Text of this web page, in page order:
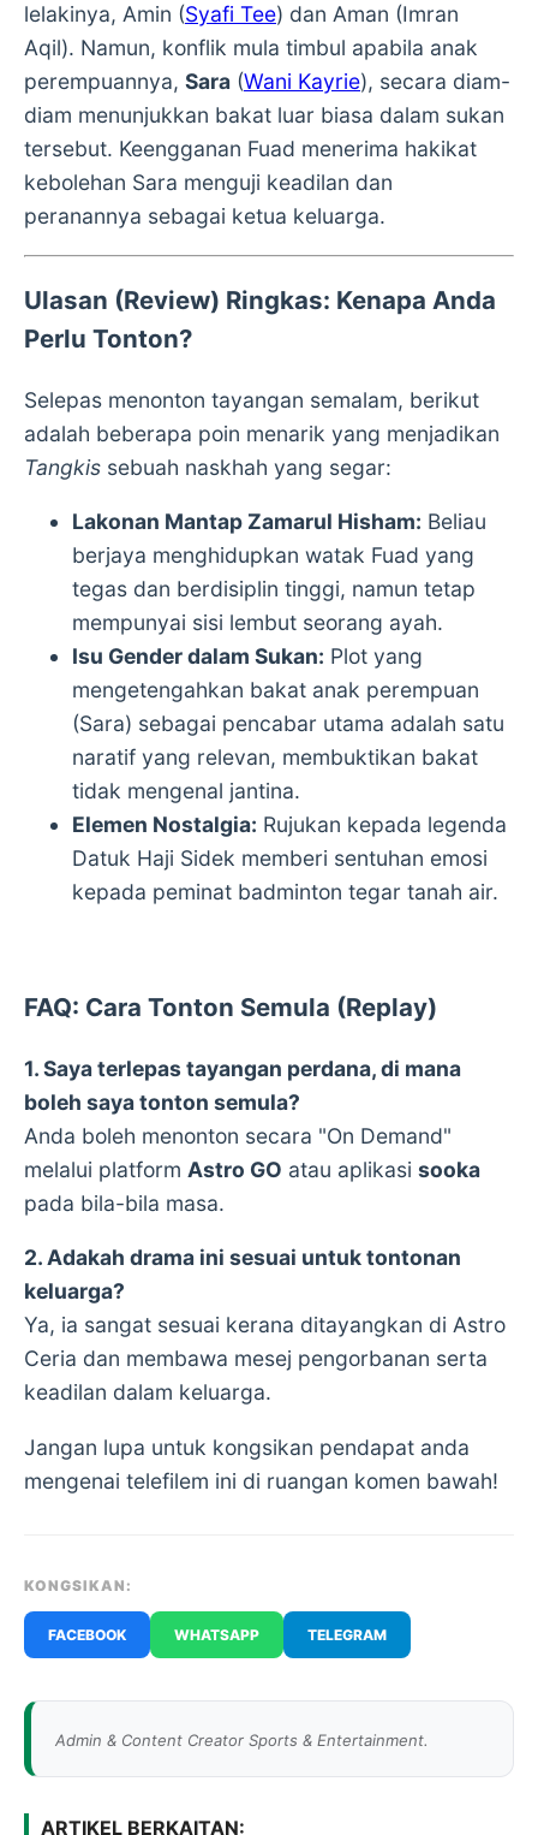
lelakinya, Amin (Syafi Tee) dan Aman (Imran
Aqil). Namun, konflik mula timbul apabila anak
perempuannya, Sara (Wani Kayrie), secara diam-
diam menunjukkan bakat luar biasa dalam sukan
tersebut. Keengganan Fuad menerima hakikat
kebolehan Sara menguji keadilan dan
peranannya sebagai ketua keluarga.
Ulasan (Review) Ringkas: Kenapa Anda
Perlu Tonton?
Selepas menonton tayangan semalam, berikut
adalah beberapa poin menarik yang menjadikan
Tangkis sebuah naskhah yang segar:
Lakonan Mantap Zamarul Hisham: Beliau
berjaya menghidupkan watak Fuad yang
tegas dan berdisiplin tinggi, namun tetap
mempunyai sisi lembut seorang ayah.
Isu Gender dalam Sukan: Plot yang
mengetengahkan bakat anak perempuan
(Sara) sebagai pencabar utama adalah satu
naratif yang relevan, membuktikan bakat
tidak mengenal jantina.
Elemen Nostalgia: Rujukan kepada legenda
Datuk Haji Sidek memberi sentuhan emosi
kepada peminat badminton tegar tanah air.
FAQ: Cara Tonton Semula (Replay)
1. Saya terlepas tayangan perdana, di mana
boleh saya tonton semula?
Anda boleh menonton secara "On Demand"
melalui platform Astro GO atau aplikasi sooka
pada bila-bila masa.
2. Adakah drama ini sesuai untuk tontonan
keluarga?
Ya, ia sangat sesuai kerana ditayangkan di Astro
Ceria dan membawa mesej pengorbanan serta
keadilan dalam keluarga.
Jangan lupa untuk kongsikan pendapat anda
mengenai telefilem ini di ruangan komen bawah!
KONGSIKAN:
FACEBOOK WHATSAPP TELEGRAM
Admin & Content Creator Sports & Entertainment.
ARTIKEL BERKAITAN: